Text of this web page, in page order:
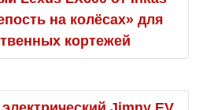
на колёсах» для
кортежей